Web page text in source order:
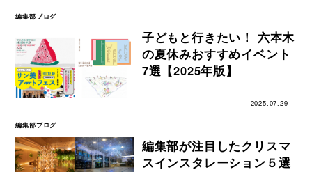
編集部ブログ
子どもと行きたい！ 六本木
の夏休みおすすめイベント
7選【2025年版】
2025.07.29
編集部ブログ
編集部が注目したクリスマ
スインスタレーション５選